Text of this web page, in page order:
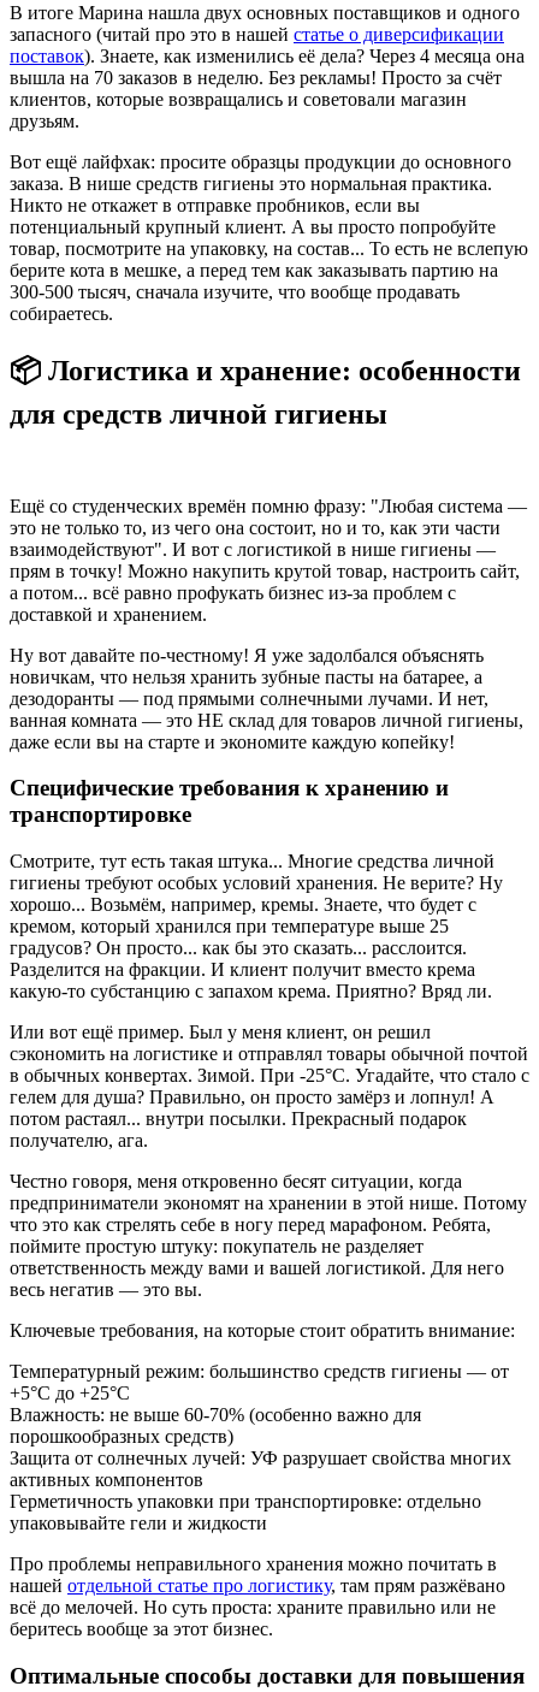
В итоге Марина нашла двух основных поставщиков и одного
запасного (читай про это в нашей статье о диверсификации
поставок). Знаете, как изменились её дела? Через 4 месяца она
вышла на 70 заказов в неделю. Без рекламы! Просто за счёт
клиентов, которые возвращались и советовали магазин
друзьям.
Вот ещё лайфхак: просите образцы продукции до основного
заказа. В нише средств гигиены это нормальная практика.
Никто не откажет в отправке пробников, если вы
потенциальный крупный клиент. А вы просто попробуйте
товар, посмотрите на упаковку, на состав... То есть не вслепую
берите кота в мешке, а перед тем как заказывать партию на
300-500 тысяч, сначала изучите, что вообще продавать
собираетесь.
📦 Логистика и хранение: особенности
для средств личной гигиены
Ещё со студенческих времён помню фразу: "Любая система —
это не только то, из чего она состоит, но и то, как эти части
взаимодействуют". И вот с логистикой в нише гигиены —
прям в точку! Можно накупить крутой товар, настроить сайт,
а потом... всё равно профукать бизнес из-за проблем с
доставкой и хранением.
Ну вот давайте по-честному! Я уже задолбался объяснять
новичкам, что нельзя хранить зубные пасты на батарее, а
дезодоранты — под прямыми солнечными лучами. И нет,
ванная комната — это НЕ склад для товаров личной гигиены,
даже если вы на старте и экономите каждую копейку!
Специфические требования к хранению и
транспортировке
Смотрите, тут есть такая штука... Многие средства личной
гигиены требуют особых условий хранения. Не верите? Ну
хорошо... Возьмём, например, кремы. Знаете, что будет с
кремом, который хранился при температуре выше 25
градусов? Он просто... как бы это сказать... расслоится.
Разделится на фракции. И клиент получит вместо крема
какую-то субстанцию с запахом крема. Приятно? Вряд ли.
Или вот ещё пример. Был у меня клиент, он решил
сэкономить на логистике и отправлял товары обычной почтой
в обычных конвертах. Зимой. При -25°C. Угадайте, что стало с
гелем для душа? Правильно, он просто замёрз и лопнул! А
потом растаял... внутри посылки. Прекрасный подарок
получателю, ага.
Честно говоря, меня откровенно бесят ситуации, когда
предприниматели экономят на хранении в этой нише. Потому
что это как стрелять себе в ногу перед марафоном. Ребята,
поймите простую штуку: покупатель не разделяет
ответственность между вами и вашей логистикой. Для него
весь негатив — это вы.
Ключевые требования, на которые стоит обратить внимание:
Температурный режим: большинство средств гигиены — от
+5°C до +25°C
Влажность: не выше 60-70% (особенно важно для
порошкообразных средств)
Защита от солнечных лучей: УФ разрушает свойства многих
активных компонентов
Герметичность упаковки при транспортировке: отдельно
упаковывайте гели и жидкости
Про проблемы неправильного хранения можно почитать в
нашей отдельной статье про логистику, там прям разжёвано
всё до мелочей. Но суть проста: храните правильно или не
беритесь вообще за этот бизнес.
Оптимальные способы доставки для повышения